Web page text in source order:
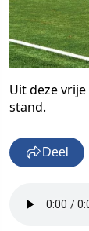
Uit deze
stand.
Deel